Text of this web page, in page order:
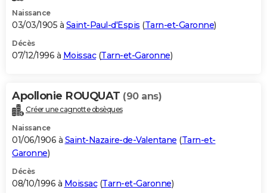
Naissance
03/03/1905 à Saint-Paul-d'Espis (Tarn-et-Garonne)
Décès
07/12/1996 à Moissac(Tarn-et-Garonne)
Apollonie ROUQUAT (90 ans)
Créer une cagnotte obsèques
Naissance
01/06/1906 à Saint-Nazaire-de-Valentane (Tarn-et-
Garonne)
Décès
08/10/1996 à Moissac(Tarn-et-Garonne)